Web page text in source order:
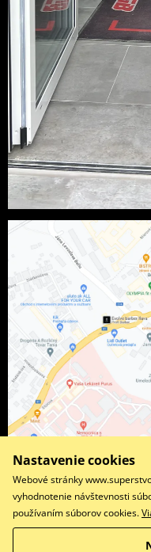
Facebook
Nastavenie cookies
Webové stránky
vyhodnotenie návštevnosti
používaním súborov cookies.